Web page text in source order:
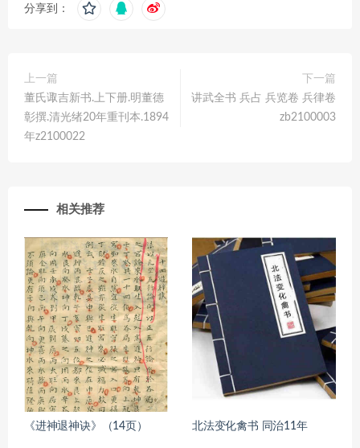
分享到：
上一篇
董氏诹吉新书.上下册.明董德
彰撰.清光绪20年重刊本.1894
年z2100022
下一篇
讲武全书 兵占 兵览卷 兵律卷
zb2100003
相关推荐
《进神退神诀》（14页） 北法变化禽书 同治11年